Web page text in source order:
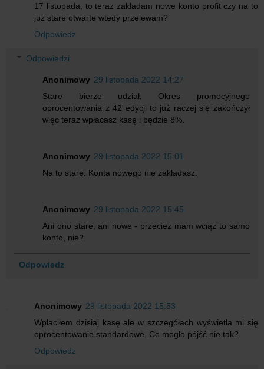
17 listopada, to teraz zakładam nowe konto profit czy na to
już stare otwarte wtedy przelewam?
Odpowiedz
Odpowiedzi
Anonimowy 29 listopada 2022 14:27
Stare bierze udział. Okres promocyjnego
oprocentowania z 42 edycji to już raczej się zakończył
więc teraz wpłacasz kasę i będzie 8%.
Anonimowy 29 listopada 2022 15:01
Na to stare. Konta nowego nie zakładasz.
Anonimowy 29 listopada 2022 15:45
Ani ono stare, ani nowe - przecież mam wciąż to samo
konto, nie?
Odpowiedz
Anonimowy 29 listopada 2022 15:53
Wpłaciłem dzisiaj kasę ale w szczegółach wyświetla mi się
oprocentowanie standardowe. Co mogło pójść nie tak?
Odpowiedz